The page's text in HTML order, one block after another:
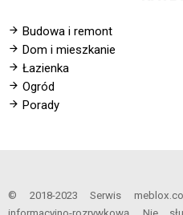
Budowa i remont
Dom i mieszkanie
Łazienka
Ogród
Porady
© 2018-2023 Serwis